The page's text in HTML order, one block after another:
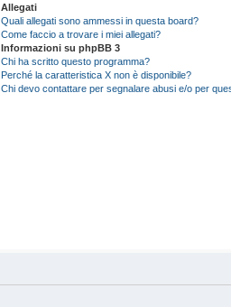
Allegati
Quali allegati sono ammessi in questa board?
Come faccio a trovare i miei allegati?
Informazioni su phpBB 3
Chi ha scritto questo programma?
Perché la caratteristica X non è disponibile?
Chi devo contattare per segnalare abusi e/o per